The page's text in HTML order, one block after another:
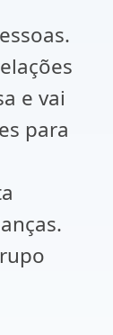
e vai
para